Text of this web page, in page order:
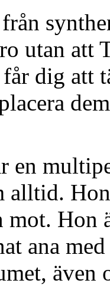
utan
dig att
en
alltid.
mot. Hon
ana
även